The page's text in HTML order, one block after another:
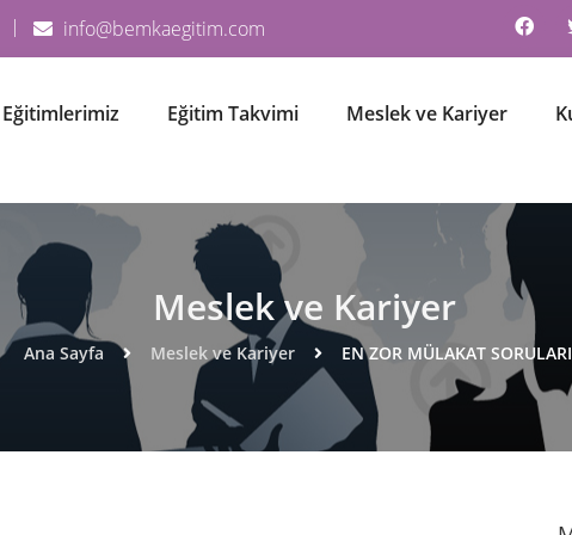
info@bemkaegitim.com
Eğitimlerimiz Eğitim Takvimi Meslek ve Kariyer
Meslek ve Kariyer
Ana Sayfa Meslek ve Kariyer EN ZOR MÜLAKAT SORULARI